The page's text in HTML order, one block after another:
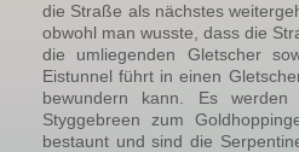
die Straße als nächstes
obwohl man wusste, dass die
die umliegenden Gletscher
Eistunnel führt in einen
bewundern kann. Es
Styggebreen zum
bestaunt und sind die